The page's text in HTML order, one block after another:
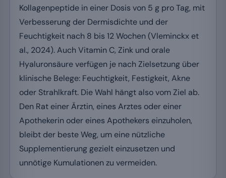
Kollagenpeptide in einer Dosis von 5 g pro Tag, mit
Verbesserung der Dermisdichte und der
Feuchtigkeit nach 8 bis 12 Wochen (Vleminckx et
al., 2024). Auch Vitamin C, Zink und orale
Hyaluronsäure verfügen je nach Zielsetzung über
klinische Belege: Feuchtigkeit, Festigkeit, Akne
oder Strahlkraft. Die Wahl hängt also vom Ziel ab.
Den Rat einer Ärztin, eines Arztes oder einer
Apothekerin oder eines Apothekers einzuholen,
bleibt der beste Weg, um eine nützliche
Supplementierung gezielt einzusetzen und
unnötige Kumulationen zu vermeiden.